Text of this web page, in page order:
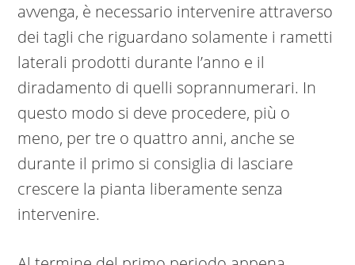
avvenga, è necessario intervenire attraverso
dei tagli che riguardano solamente i rametti
laterali prodotti durante l’anno e il
diradamento di quelli soprannumerari. In
questo modo si deve procedere, più o
meno, per tre o quattro anni, anche se
durante il primo si consiglia di lasciare
crescere la pianta liberamente senza
intervenire.